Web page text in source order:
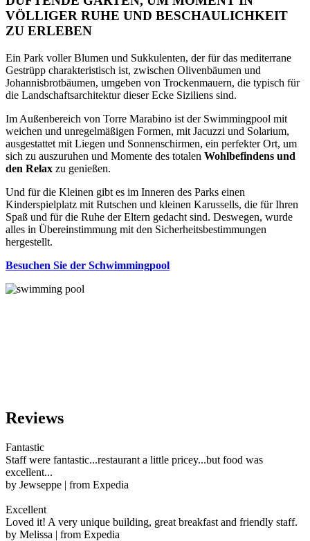
VÖLLIGER RUHE UND BESCHAULICHKEIT
ZU ERLEBEN
Ein Park voller Blumen und Sukkulenten, der für das mediterrane
Gestrüpp charakteristisch ist, zwischen Olivenbäumen und
Johannisbrotbäumen, umgeben von Trockenmauern, die typisch für
die Landschaftsarchitektur dieser Ecke Siziliens sind.
Im Außenbereich von Torre Marabino ist der Swimmingpool mit
weichen und unregelmäßigen Formen, mit Jacuzzi und Solarium,
ausgestattet mit Liegen und Sonnenschirmen, ein perfekter Ort, um
sich zu auszuruhen und Momente des totalen Wohlbefindens und
den Relax zu genießen.
Und für die Kleinen gibt es im Inneren des Parks einen
Kinderspielplatz mit Rutschen und kleinen Karussells, die für Ihren
Spaß und für die Ruhe der Eltern gedacht sind. Deswegen, wurde
alles in Übereinstimmung mit den Sicherheitsbestimmungen
hergestellt.
Besuchen Sie der Schwimmingpool
Reviews
Fantastic
Staff were fantastic...restaurant a little pricey...but food was
excellent...
by Jewseppe | from Expedia
Excellent
Loved it! A very unique building, great breakfast and friendly staff.
by Melissa | from Expedia